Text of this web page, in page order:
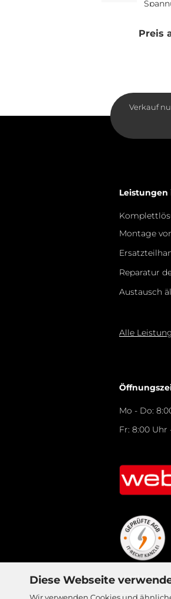
Diese Webseite
Preis
Verkauf
Montage
Reparatur
Austausch
Alle
Mo - Do:
Fr: 8:00 Uhr
Vertrag